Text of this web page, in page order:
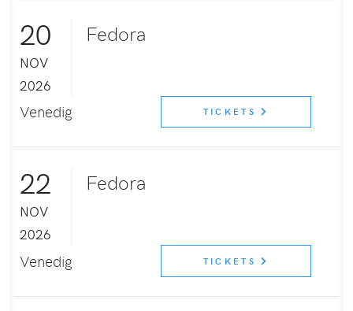
20
NOV
2026
Fedora
Venedig TICKETS
22
NOV
2026
Fedora
Venedig TICKETS